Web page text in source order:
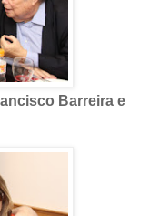
Barreira e